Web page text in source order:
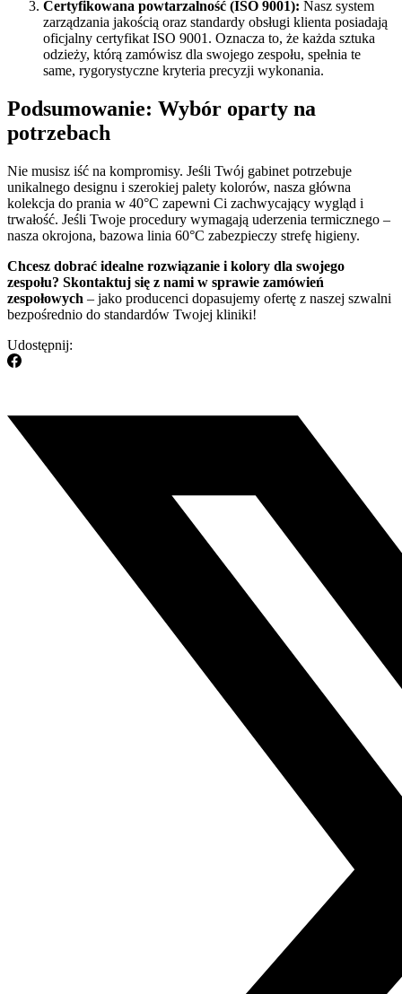
Certyfikowana powtarzalność (ISO 9001): Nasz system
zarządzania jakością oraz standardy obsługi klienta posiadają
oficjalny certyfikat ISO 9001. Oznacza to, że każda sztuka
odzieży, którą zamówisz dla swojego zespołu, spełnia te
same, rygorystyczne kryteria precyzji wykonania.
Podsumowanie: Wybór oparty na
potrzebach
Nie musisz iść na kompromisy. Jeśli Twój gabinet potrzebuje
unikalnego designu i szerokiej palety kolorów, nasza główna
kolekcja do prania w 40°C zapewni Ci zachwycający wygląd i
trwałość. Jeśli Twoje procedury wymagają uderzenia termicznego –
nasza okrojona, bazowa linia 60°C zabezpieczy strefę higieny.
Chcesz dobrać idealne rozwiązanie i kolory dla swojego
zespołu? Skontaktuj się z nami w sprawie zamówień
zespołowych – jako producenci dopasujemy ofertę z naszej szwalni
bezpośrednio do standardów Twojej kliniki!
Udostępnij: